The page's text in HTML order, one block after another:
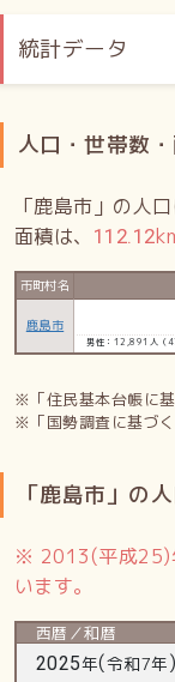
統計データ
人口・世帯数
「鹿島市」の人口
面積は、
112.12
市町村名
鹿島市
男性：12,891人（
※「住民基本台帳に
※「国勢調査に基づ
「鹿島市」の
※ 2013(平成25)
います。
西暦／和暦
2025年(令和7年)